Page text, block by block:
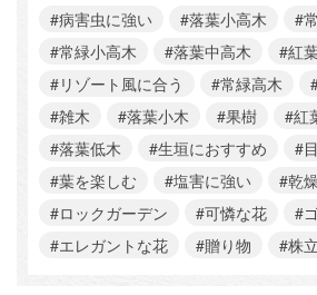
#病害虫に強い
#落葉小高木
#
#常緑小高木
#落葉中高木
#紅
#リゾート風に合う
#常緑高木
#雑木
#落葉小木 #果樹
#紅
#落葉低木
#生垣におすすめ
#
#葉を楽しむ
#塩害に強い
#乾
#ロックガーデン
#可憐な花
#
#エレガントな花
#贈り物 #株